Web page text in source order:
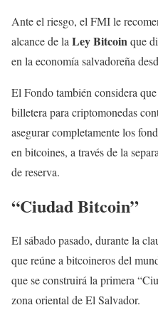
Ante el riesgo, el FMI le
alcance de la Ley Bitcoinque
en la economía salvadoreña
El Fondo también considera
billetera para criptomonedas
asegurar completamente los
en bitcoines, a través de la
de reserva.
“Ciudad Bitcoin”
El sábado pasado, durante la
que reúne a bitcoineros del
que se construirá la primera
zona oriental de El Salvador.